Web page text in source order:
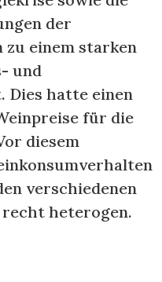
der
zu einem starken
und
Dies hatte einen
für die
diesem
verschiedenen
recht heterogen.